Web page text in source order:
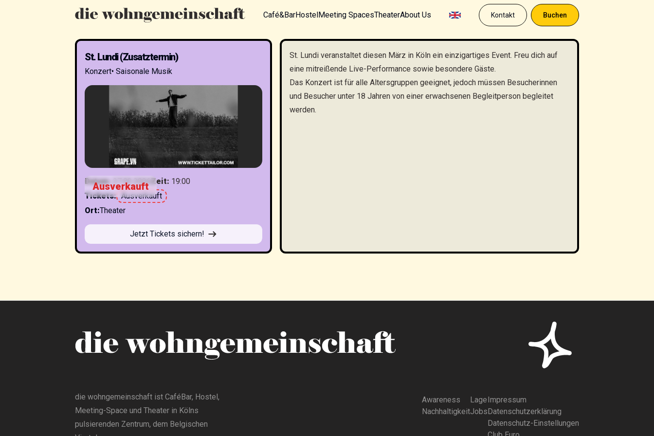
Café&BarHostelMeeting SpacesTheaterAbout Us Kontakt Buchen
St. Lundi (Zusatztermin)
Konzert• Saisonale Musik
Ausverkauft
Datum: 27.03.2026 Zeit: 19:00
Tickets: Ausverkauft
Ort:Theater
Jetzt Tickets sichern!
St. Lundi veranstaltet diesen März in Köln ein einzigartiges Event. Freu dich auf
eine mitreißende Live-Performance sowie besondere Gäste.
Das Konzert ist für alle Altersgruppen geeignet, jedoch müssen Besucherinnen
und Besucher unter 18 Jahren von einer erwachsenen Begleitperson begleitet
werden.
die wohngemeinschaft ist CaféBar, Hostel,
Meeting-Space und Theater in Kölns
pulsierenden Zentrum, dem Belgischen
Awareness
Nachhaltigkeit
Lage
Jobs
Impressum
Datenschutzerklärung
Datenschutz-Einstellungen